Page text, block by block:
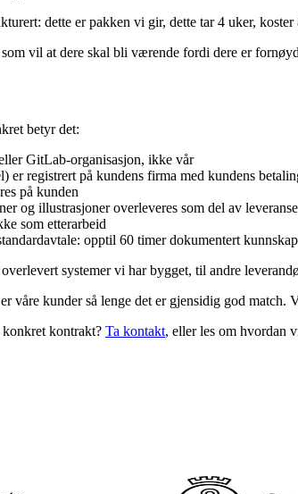
dette er pakken vi gir, dette tar 4 uker,
vil at dere skal bli værende fordi dere er
betyr det:
GitLab-organisasjon, ikke vår
er registrert på kundens firma med kundens
på kunden
og illustrasjoner overleveres som del av
som etterarbeid
opptil 60 timer dokumentert
systemer vi har bygget, til andre
våre kunder så lenge det er gjensidig god match.
kontrakt? Ta kontakt, eller les om hvordan